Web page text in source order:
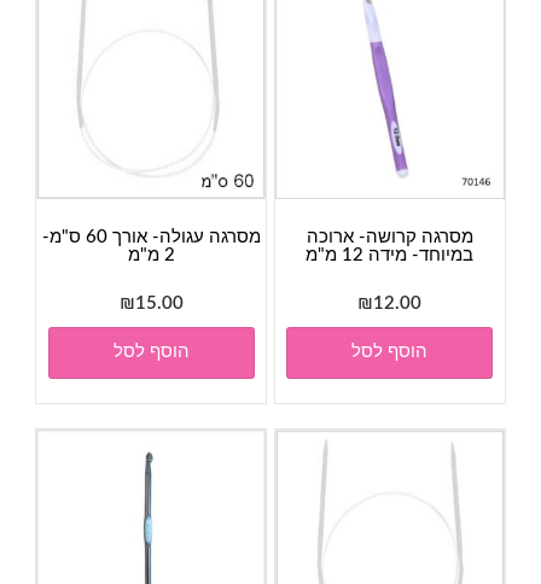
מסרגה קרושה- ארוכה
במיוחד- מידה 12 מ"מ
₪12.00
הוסף לסל
מסרגה עגולה- אורך 60 ס"מ-
2 מ"מ
₪15.00
הוסף לסל